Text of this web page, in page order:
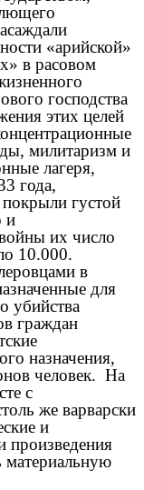
«арийской»
в расовом
господства
этих целей
милитаризм и
лагеря,
года,
густой
и
их число
10.000.
в
для
убийства
граждан
назначения,
человек. На
с
же варварски
и
произведения
материальную